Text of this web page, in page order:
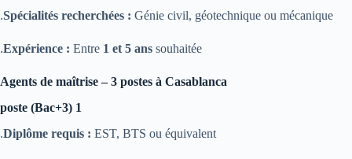
Spécialités recherchées : Génie civil, géotechnique ou mécanique.
Expérience : Entre 1 et 5 ans souhaitée.
Agents de maîtrise – 3 postes à Casablanca
1 poste (Bac+3)
Diplôme requis : EST, BTS ou équivalent.